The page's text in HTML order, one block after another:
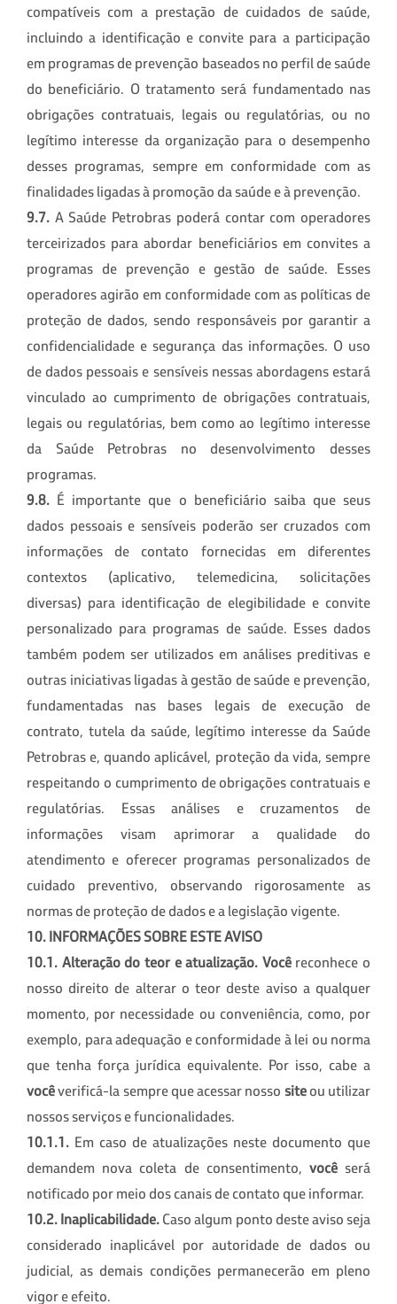
compatíveis com a prestação de cuidados de saúde,
incluindo a identificação e convite para a participação
em programas de prevenção baseados no perfil de saúde
do beneficiário. O tratamento será fundamentado nas
obrigações contratuais, legais ou regulatórias, ou no
legítimo interesse da organização para o desempenho
desses programas, sempre em conformidade com as
finalidades ligadas à promoção da saúde e à prevenção.
9.7. A Saúde Petrobras poderá contar com operadores
terceirizados para abordar beneficiários em convites a
programas de prevenção e gestão de saúde. Esses
operadores agirão em conformidade com as políticas de
proteção de dados, sendo responsáveis por garantir a
confidencialidade e segurança das informações. O uso
de dados pessoais e sensíveis nessas abordagens estará
vinculado ao cumprimento de obrigações contratuais,
legais ou regulatórias, bem como ao legítimo interesse
da Saúde Petrobras no desenvolvimento desses
programas.
9.8. É importante que o beneficiário saiba que seus
dados pessoais e sensíveis poderão ser cruzados com
informações de contato fornecidas em diferentes
contextos (aplicativo, telemedicina, solicitações
diversas) para identificação de elegibilidade e convite
personalizado para programas de saúde. Esses dados
também podem ser utilizados em análises preditivas e
outras iniciativas ligadas à gestão de saúde e prevenção,
fundamentadas nas bases legais de execução de
contrato, tutela da saúde, legítimo interesse da Saúde
Petrobras e, quando aplicável, proteção da vida, sempre
respeitando o cumprimento de obrigações contratuais e
regulatórias. Essas análises e cruzamentos de
informações visam aprimorar a qualidade do
atendimento e oferecer programas personalizados de
cuidado preventivo, observando rigorosamente as
normas de proteção de dados e a legislação vigente.
10. INFORMAÇÕES SOBRE ESTE AVISO
10.1. Alteração do teor e atualização. Você reconhece o
nosso direito de alterar o teor deste aviso a qualquer
momento, por necessidade ou conveniência, como, por
exemplo, para adequação e conformidade à lei ou norma
que tenha força jurídica equivalente. Por isso, cabe a
vocêverificá-la sempre que acessar nosso siteou utilizar
nossos serviços e funcionalidades.
10.1.1. Em caso de atualizações neste documento que
demandem nova coleta de consentimento, vocêserá
notificado por meio dos canais de contato que informar.
10.2. Inaplicabilidade.Caso algum ponto deste aviso seja
considerado inaplicável por autoridade de dados ou
judicial, as demais condições permanecerão em pleno
vigor e efeito.